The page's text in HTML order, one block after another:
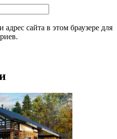
сайта в этом браузере для